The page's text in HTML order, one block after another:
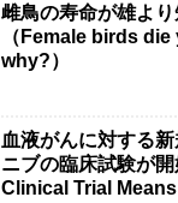
雌鳥の寿命が雄よ
（Female birds
why?）
血液がんに対する
ニブの臨床試験が
Clinical Trial